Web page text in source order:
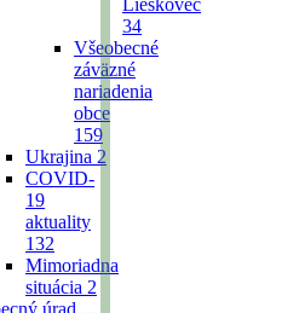
Lieskovec
34
Všeobecné
záväzné
nariadenia
obce
159
Ukrajina 2
COVID-
19
aktuality
132
Mimoriadna
situácia 2
úrad ...